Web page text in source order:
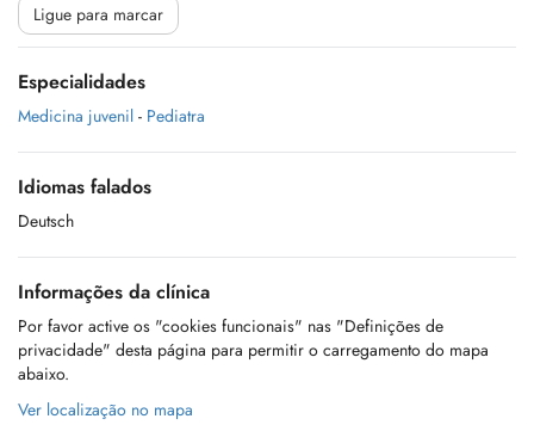
Ligue para marcar
Especialidades
Medicina juvenil - Pediatra
Idiomas falados
Deutsch
Informações da clínica
Por favor active os "cookies funcionais" nas "Definições de
privacidade" desta página para permitir o carregamento do mapa
abaixo.
Ver localização no mapa